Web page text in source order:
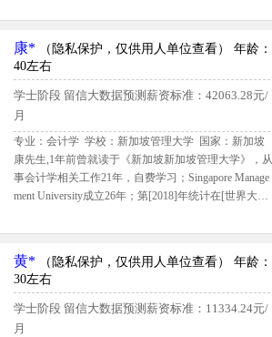
康* （隐私保护，仅供用人单位查看）
年龄：
40左右
学士阶段 留信大数据预测薪资标准：42063.28元/
月
专业：会计学 学校：新加坡管理大学 国家：新加坡
康先生,1年前曾就读于《新加坡新加坡管理大学》，从
事会计学相关工作21年，自费学习；Singapore Manage
ment University成立26年；第[2018]年统计在[世界大
元；留学期间评估得分77.35,留信网评定康先生B级留
黄* （隐私保护，仅供用人单位查看）
年龄：
30左右
学士阶段 留信大数据预测薪资标准：11334.24元/
月